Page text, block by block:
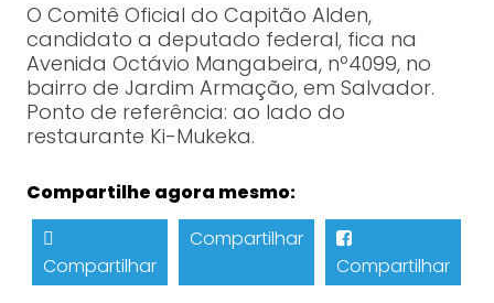
O Comitê Oficial do Capitão Alden,
candidato a deputado federal, fica na
Avenida Octávio Mangabeira, nº4099, no
bairro de Jardim Armação, em Salvador.
Ponto de referência: ao lado do
restaurante Ki-Mukeka.
Compartilhe agora mesmo:
Compartilhar
Compartilhar
Compartilhar